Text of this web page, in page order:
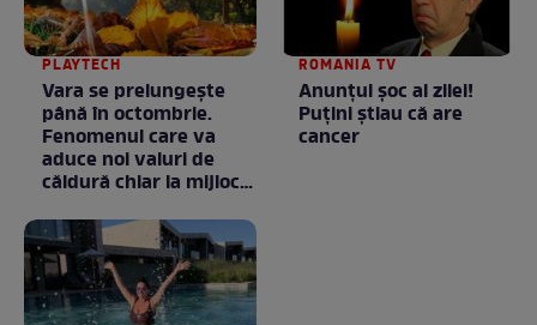
PLAYTECH
Vara se prelungeşte
până în octombrie.
Fenomenul care va
aduce noi valuri de
căldură chiar la mijlocul
ROMANIA TV
Anunţul şoc al zilei!
Puţini ştiau că are
cancer